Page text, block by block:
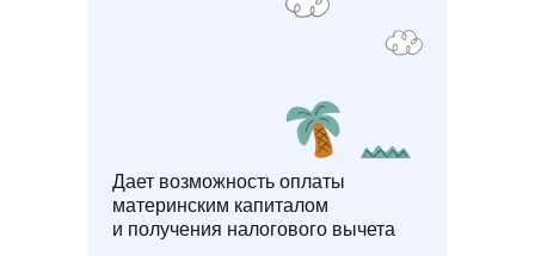
Дает возможность оплаты
материнским капиталом
и получения налогового вычета